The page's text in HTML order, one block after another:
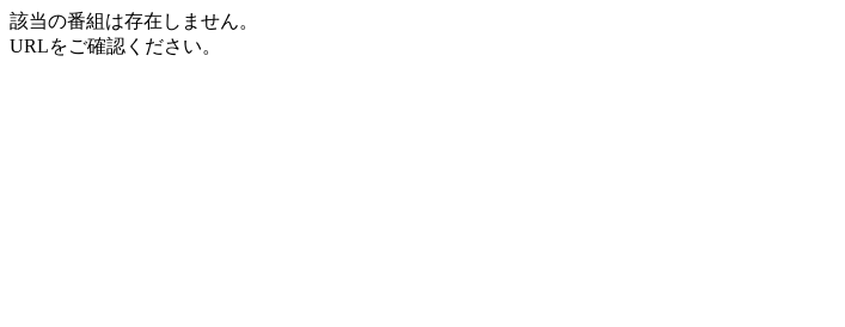
該当の番組は存在しません。
URLをご確認ください。